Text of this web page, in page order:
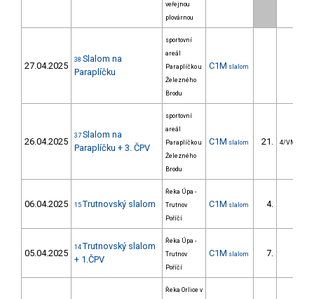
veřejnou
plovárnou
27.04.2025
38 Slalom na
Paraplíčku
sportovní
areál
Paraplíčko u
Železného
Brodu
C1M slalom
26.04.2025
37 Slalom na
Paraplíčku + 3. ČPV
sportovní
areál
Paraplíčko u
Železného
Brodu
C1M slalom 21. 4/VM
06.04.2025 15 Trutnovský slalom
Řeka Úpa -
Trutnov
Poříčí
C1M slalom 4.
05.04.2025
14 Trutnovský slalom
+ 1.ČPV
Řeka Úpa -
Trutnov
Poříčí
C1M slalom 7.
Řeka Orlice v